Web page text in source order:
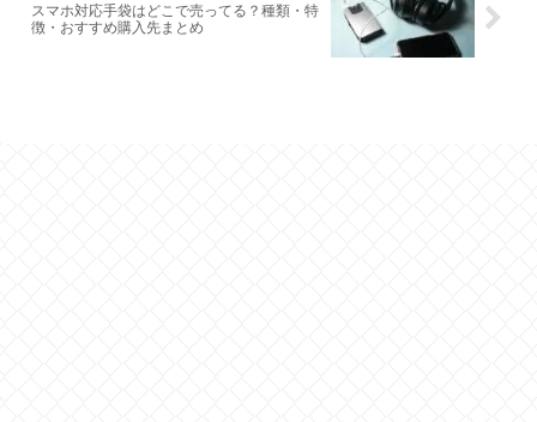
スマホ対応手袋はどこで売ってる？種類・特
徴・おすすめ購入先まとめ